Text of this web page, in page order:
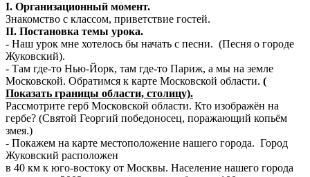
I. Организационный момент.
Знакомство с классом, приветствие гостей.
II. Постановка темы урока.
- Наш урок мне хотелось бы начать с песни. (Песня о городе
Жуковский).
- Там где-то Нью-Йорк, там где-то Париж, а мы на земле
Московской. Обратимся к карте Московской области. (
Показать границы области, столицу).
Рассмотрите герб Московской области. Кто изображён на
гербе? (Святой Георгий победоносец, поражающий копьём
змея.)
- Покажем на карте местоположение нашего города. Город
Жуковский расположен
в 40 км к юго-востоку от Москвы. Население нашего города